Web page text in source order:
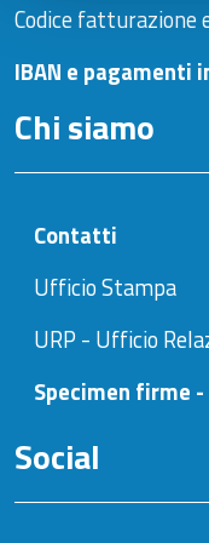
Codice fatturazione
IBAN e pagamenti
Chi siamo
Contatti
Ufficio Stampa
URP - Ufficio
Specimen firme
Social